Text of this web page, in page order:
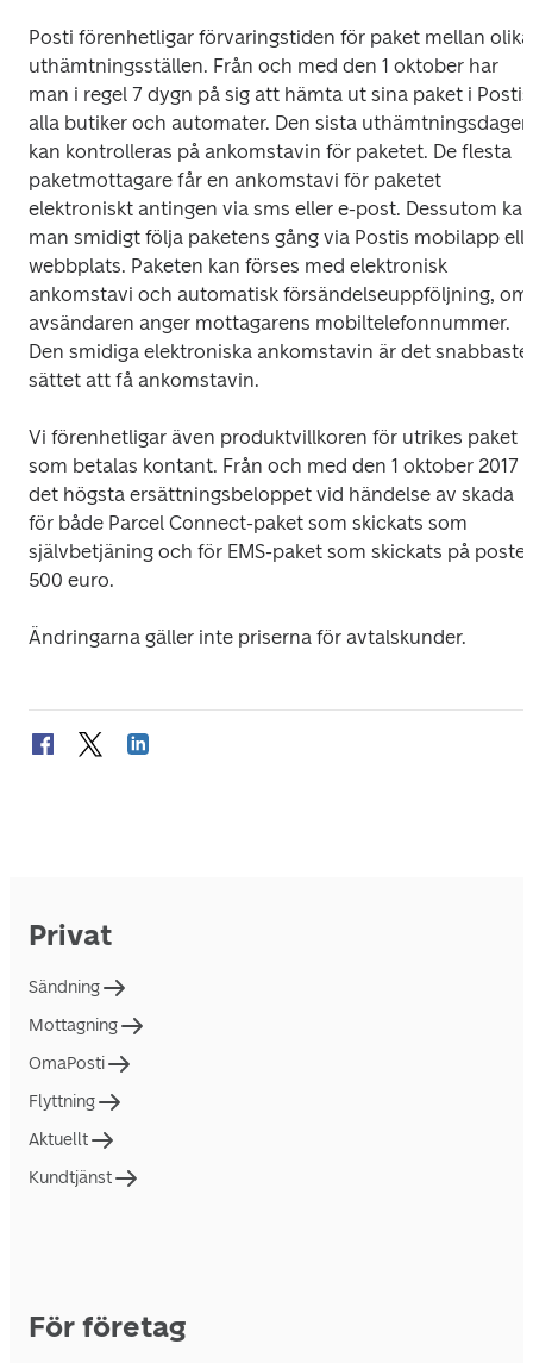
Posti förenhetligar förvaringstiden för paket mellan olika
uthämtningsställen. Från och med den 1 oktober har
man i regel 7 dygn på sig att hämta ut sina paket i Postis
alla butiker och automater. Den sista uthämtningsdagen
kan kontrolleras på ankomstavin för paketet. De flesta
paketmottagare får en ankomstavi för paketet
elektroniskt antingen via sms eller e-post. Dessutom kan
man smidigt följa paketens gång via Postis mobilapp
webbplats. Paketen kan förses med elektronisk
ankomstavi och automatisk försändelseuppföljning, om
avsändaren anger mottagarens mobiltelefonnummer.
Den smidiga elektroniska ankomstavin är det snabbaste
sättet att få ankomstavin.
Vi förenhetligar även produktvillkoren för utrikes paket
som betalas kontant. Från och med den 1 oktober 2017
det högsta ersättningsbeloppet vid händelse av skada
för både Parcel Connect-paket som skickats som
självbetjäning och för EMS-paket som skickats på
500 euro.
Ändringarna gäller inte priserna för avtalskunder.
Privat
Sändning
Mottagning
OmaPosti
Flyttning
Aktuellt
Kundtjänst
För företag